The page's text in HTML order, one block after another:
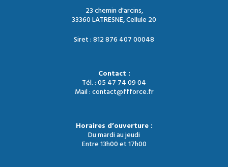
23 chemin d'arcins,
33360 LATRESNE, Cellule 20
Siret : 812 876 407 00048
Contact :
Tél. : 05 47 74 09 04
Mail : contact@ffforce.fr
Horaires d’ouverture :
Du mardi au jeudi
Entre 13h00 et 17h00